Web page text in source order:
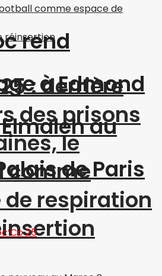
: derrière
des prisons
le
comme
de respiration
rend
à Edmond
au
de Paris